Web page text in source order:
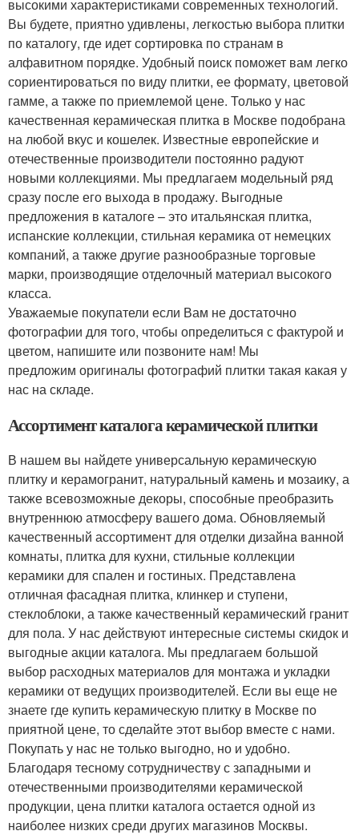
высокими характеристиками современных технологий.
Вы будете, приятно удивлены, легкостью выбора плитки
по каталогу, где идет сортировка по странам в
алфавитном порядке. Удобный поиск поможет вам легко
сориентироваться по виду плитки, ее формату, цветовой
гамме, а также по приемлемой цене. Только у нас
качественная керамическая плитка в Москве подобрана
на любой вкус и кошелек. Известные европейские и
отечественные производители постоянно радуют
новыми коллекциями. Мы предлагаем модельный ряд
сразу после его выхода в продажу. Выгодные
предложения в каталоге – это итальянская плитка,
испанские коллекции, стильная керамика от немецких
компаний, а также другие разнообразные торговые
марки, производящие отделочный материал высокого
класса.
Уважаемые покупатели если Вам не достаточно
фотографии для того, чтобы определиться с фактурой и
цветом, напишите или позвоните нам! Мы
предложим оригиналы фотографий плитки такая какая у
нас на складе.
Ассортимент каталога керамической плитки
В нашем вы найдете универсальную керамическую
плитку и керамогранит, натуральный камень и мозаику, а
также всевозможные декоры, способные преобразить
внутреннюю атмосферу вашего дома. Обновляемый
качественный ассортимент для отделки дизайна ванной
комнаты, плитка для кухни, стильные коллекции
керамики для спален и гостиных. Представлена
отличная фасадная плитка, клинкер и ступени,
стеклоблоки, а также качественный керамический гранит
для пола. У нас действуют интересные системы скидок и
выгодные акции каталога. Мы предлагаем большой
выбор расходных материалов для монтажа и укладки
керамики от ведущих производителей. Если вы еще не
знаете где купить керамическую плитку в Москве по
приятной цене, то сделайте этот выбор вместе с нами.
Покупать у нас не только выгодно, но и удобно.
Благодаря тесному сотрудничеству с западными и
отечественными производителями керамической
продукции, цена плитки каталога остается одной из
наиболее низких среди других магазинов Москвы.